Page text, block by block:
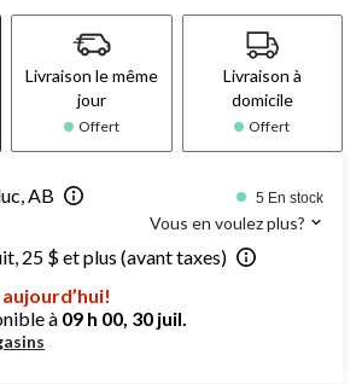
Livraison le même
jour
Offert
Livraison à
domicile
Offert
AB 5 En stock
Vous en voulez plus?
25 $ et plus (avant taxes)
à 09 h 00, 30 juil.